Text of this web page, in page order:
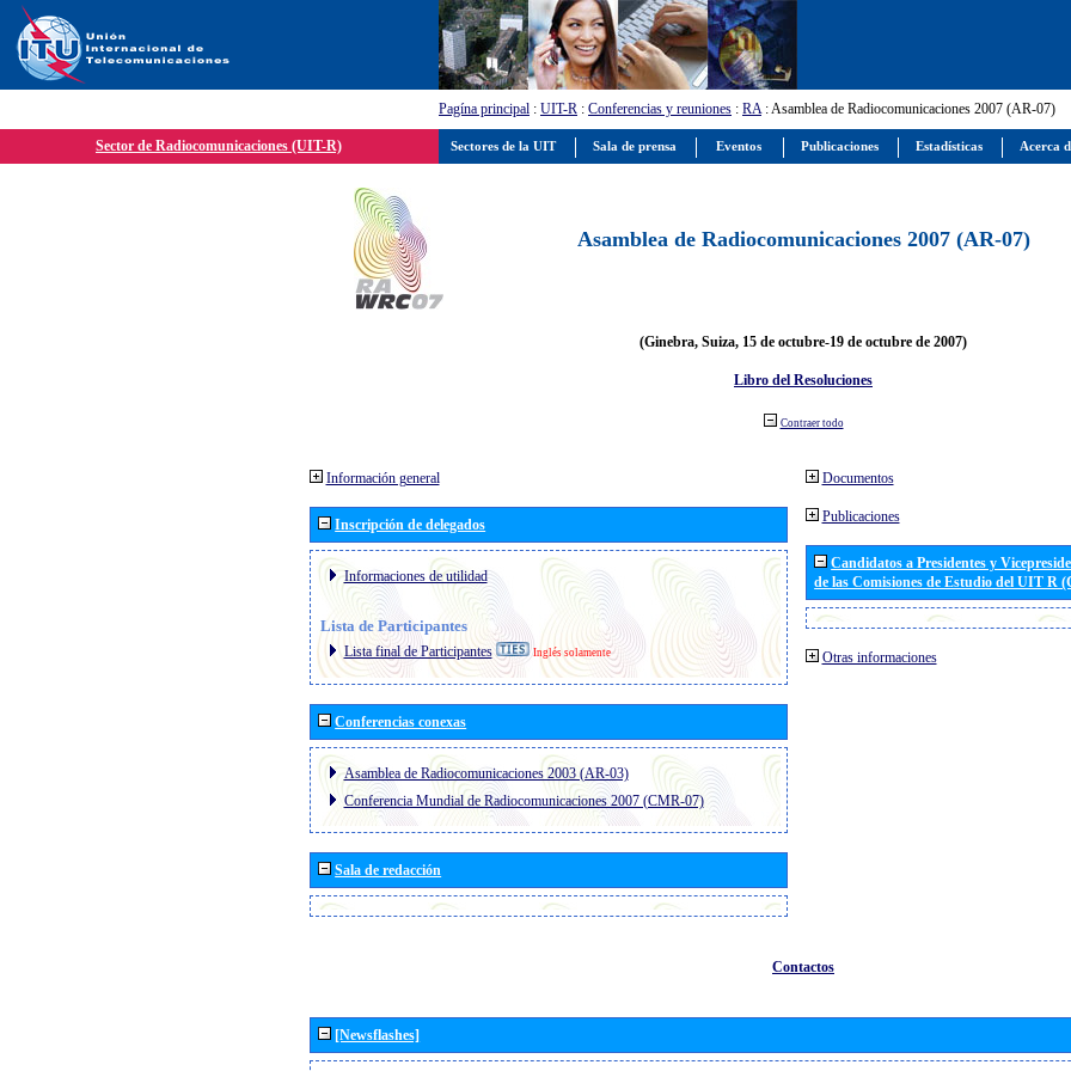
Pagína principal : UIT-R : Conferencias y reuniones : RA: Asamblea de Radiocomunicaciones 2007 (AR-07)
Sector de Radiocomunicaciones (UIT-R)
Asamblea de Radiocomunicaciones 2007 (AR-07)
(Ginebra, Suiza, 15 de octubre-19 de octubre de 2007)
Libro del Resoluciones
Contraer todo
Información general
Inscripción de delegados
Informaciones de utilidad
Lista de Participantes
Lista final de Participantes Inglés solamente
Conferencias conexas
Asamblea de Radiocomunicaciones 2003 (AR-03)
Conferencia Mundial de Radiocomunicaciones 2007 (CMR-07)
Sala de redacción
Documentos
Publicaciones
Candidatos a Presidentes y
de las Comisiones de Estudio del UIT R
Otras informaciones
Contactos
[Newsflashes]
Sectores de la UIT Sala de prensa Eventos Publicaciones Estadísticas Acerca